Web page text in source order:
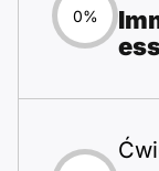
0%